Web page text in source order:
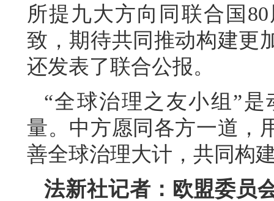
所提九大方向同联合国
致，期待共同推动构建更
还发表了联合公报。
“全球治理之友小组”
量。中方愿同各方一道，
善全球治理大计，共同构
法新社记者：欧盟委员